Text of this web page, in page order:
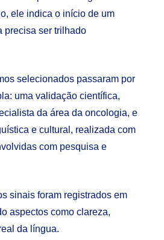
ele indica o início de um
precisa ser trilhado
selecionados passaram por
uma validação científica,
da área da oncologia, e
e cultural, realizada com
com pesquisa e
sinais foram registrados em
aspectos como clareza,
da língua.